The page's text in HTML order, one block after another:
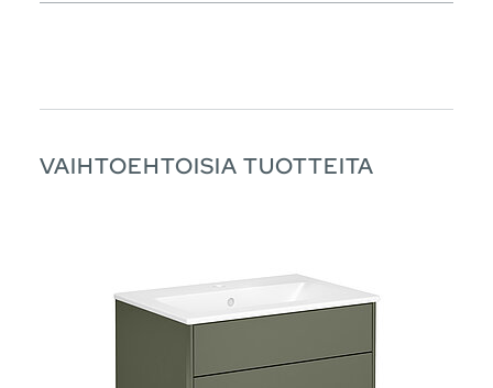
VAIHTOEHTOISIA TUOTTEITA